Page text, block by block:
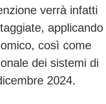
verrà infatti
applicando
così come
dei sistemi di
2024.